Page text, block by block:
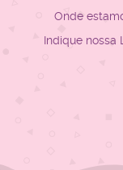
Onde
Indique nossa